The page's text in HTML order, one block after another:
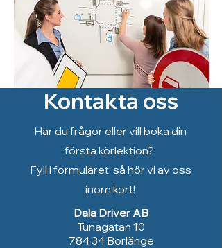
Kontakta oss
Har du frågor eller vill boka din
första körlektion?
Fyll i formuläret så hör vi av oss
inom kort!
Dala Driver AB
Tunagatan 10
784 34 Borlänge